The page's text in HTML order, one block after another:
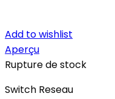
Add to wishlist
Aperçu
Rupture de stock
Switch Reseau